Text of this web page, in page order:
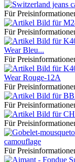
Für
Für
Wear Bleu...
Für
Wear Rouge-12A
Für
Für
Für
camouflage
Für